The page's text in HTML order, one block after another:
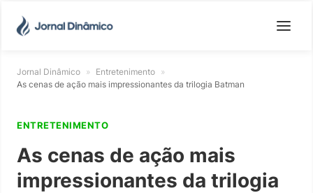
Jornal Dinâmico » Entretenimento »
As cenas de ação mais impressionantes da trilogia Batman
ENTRETENIMENTO
As cenas de ação mais
impressionantes da trilogia